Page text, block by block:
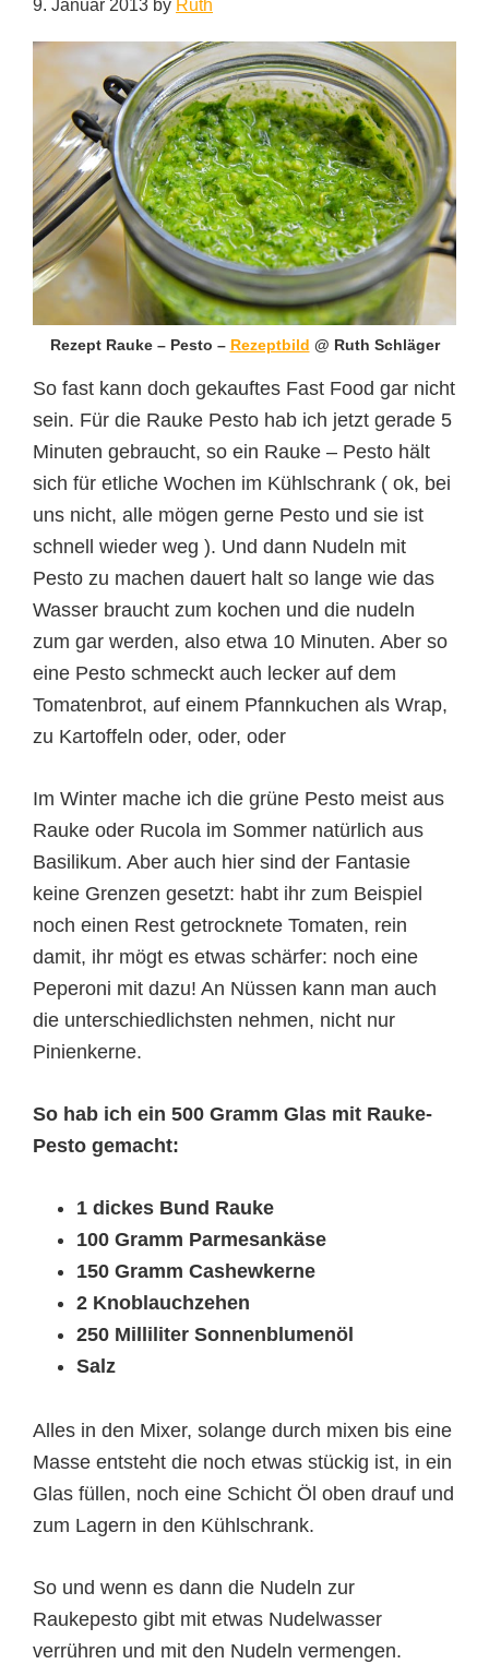
9. Januar 2013 by Ruth
Rezept Rauke – Pesto – Rezeptbild @ Ruth Schläger
So fast kann doch gekauftes Fast Food gar nicht
sein. Für die Rauke Pesto hab ich jetzt gerade 5
Minuten gebraucht, so ein Rauke – Pesto hält
sich für etliche Wochen im Kühlschrank ( ok, bei
uns nicht, alle mögen gerne Pesto und sie ist
schnell wieder weg ). Und dann Nudeln mit
Pesto zu machen dauert halt so lange wie das
Wasser braucht zum kochen und die nudeln
zum gar werden, also etwa 10 Minuten. Aber so
eine Pesto schmeckt auch lecker auf dem
Tomatenbrot, auf einem Pfannkuchen als Wrap,
zu Kartoffeln oder, oder, oder
Im Winter mache ich die grüne Pesto meist aus
Rauke oder Rucola im Sommer natürlich aus
Basilikum. Aber auch hier sind der Fantasie
keine Grenzen gesetzt: habt ihr zum Beispiel
noch einen Rest getrocknete Tomaten, rein
damit, ihr mögt es etwas schärfer: noch eine
Peperoni mit dazu! An Nüssen kann man auch
die unterschiedlichsten nehmen, nicht nur
Pinienkerne.
So hab ich ein 500 Gramm Glas mit Rauke-
Pesto gemacht:
1 dickes Bund Rauke
100 Gramm Parmesankäse
150 Gramm Cashewkerne
2 Knoblauchzehen
250 Milliliter Sonnenblumenöl
Salz
Alles in den Mixer, solange durch mixen bis eine
Masse entsteht die noch etwas stückig ist, in ein
Glas füllen, noch eine Schicht Öl oben drauf und
zum Lagern in den Kühlschrank.
So und wenn es dann die Nudeln zur
Raukepesto gibt mit etwas Nudelwasser
verrühren und mit den Nudeln vermengen.